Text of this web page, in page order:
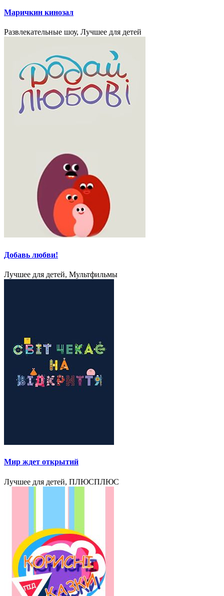
Маричкин кинозал
Развлекательные шоу, Лучшее для детей
Добавь любви!
Лучшее для детей, Мультфильмы
Мир ждет открытий
Лучшее для детей, ПЛЮСПЛЮС